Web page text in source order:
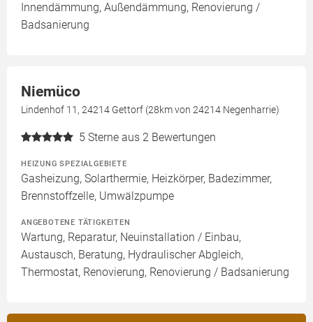
Innendämmung, Außendämmung, Renovierung /
Badsanierung
Niemüco
Lindenhof 11, 24214 Gettorf (28km von 24214 Negenharrie)
5 Sterne aus 2 Bewertungen
HEIZUNG SPEZIALGEBIETE
Gasheizung, Solarthermie, Heizkörper, Badezimmer,
Brennstoffzelle, Umwälzpumpe
ANGEBOTENE TÄTIGKEITEN
Wartung, Reparatur, Neuinstallation / Einbau,
Austausch, Beratung, Hydraulischer Abgleich,
Thermostat, Renovierung, Renovierung / Badsanierung